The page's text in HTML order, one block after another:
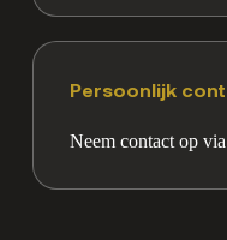
Persoonlijk
Neem contact op